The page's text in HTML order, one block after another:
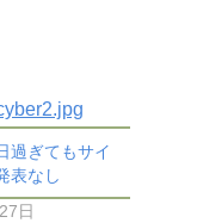
過ぎてもサイ
表なし
日